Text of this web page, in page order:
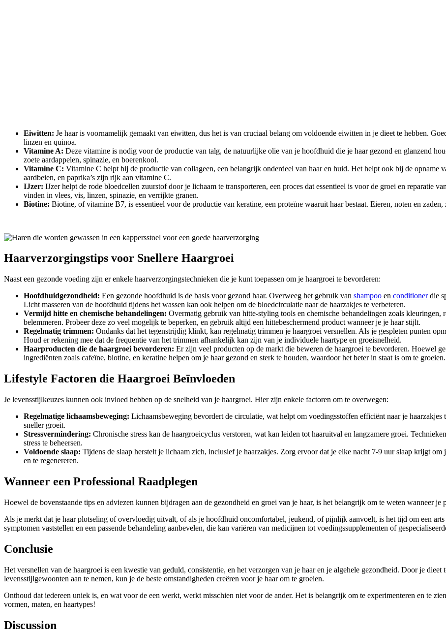
Eiwitten: Je haar is voornamelijk gemaakt van eiwitten, dus het is van cruciaal belang om voldoende eiwitten in je dieet te hebben.
linzen en quinoa.
Vitamine A: Deze vitamine is nodig voor de productie van talg, de natuurlijke olie van je hoofdhuid die je haar gezond en glanzend
zoete aardappelen, spinazie, en boerenkool.
Vitamine C: Vitamine C helpt bij de productie van collageen, een belangrijk onderdeel van haar en huid. Het helpt ook bij de opname
aardbeien, en paprika’s zijn rijk aan vitamine C.
IJzer: IJzer helpt de rode bloedcellen zuurstof door je lichaam te transporteren, een proces dat essentieel is voor de groei en reparatie
vinden in vlees, vis, linzen, spinazie, en verrijkte granen.
Biotine: Biotine, of vitamine B7, is essentieel voor de productie van keratine, een proteïne waaruit haar bestaat. Eieren, noten en
Haarverzorgingstips voor Snellere Haargroei
Naast een gezonde voeding zijn er enkele haarverzorgingstechnieken die je kunt toepassen om je haargroei te bevorderen:
Hoofdhuidgezondheid: Een gezonde hoofdhuid is de basis voor gezond haar. Overweeg het gebruik van shampoo en conditionerdie
Licht masseren van de hoofdhuid tijdens het wassen kan ook helpen om de bloedcirculatie naar de haarzakjes te verbeteren.
Vermijd hitte en chemische behandelingen: Overmatig gebruik van hitte-styling tools en chemische behandelingen zoals kleuringen,
belemmeren. Probeer deze zo veel mogelijk te beperken, en gebruik altijd een hittebeschermend product wanneer je je haar stijlt.
Regelmatig trimmen: Ondanks dat het tegenstrijdig klinkt, kan regelmatig trimmen je haargroei versnellen. Als je gespleten punten
Houd er rekening mee dat de frequentie van het trimmen afhankelijk kan zijn van je individuele haartype en groeisnelheid.
Haarproducten die de haargroei bevorderen: Er zijn veel producten op de markt die beweren de haargroei te bevorderen. Hoewel
ingrediënten zoals cafeïne, biotine, en keratine helpen om je haar gezond en sterk te houden, waardoor het beter in staat is om te groeien.
Lifestyle Factoren die Haargroei Beïnvloeden
Je levensstijlkeuzes kunnen ook invloed hebben op de snelheid van je haargroei. Hier zijn enkele factoren om te overwegen:
Regelmatige lichaamsbeweging: Lichaamsbeweging bevordert de circulatie, wat helpt om voedingsstoffen efficiënt naar je
sneller groeit.
Stressvermindering: Chronische stress kan de haargroeicyclus verstoren, wat kan leiden tot haaruitval en langzamere groei.
stress te beheersen.
Voldoende slaap: Tijdens de slaap herstelt je lichaam zich, inclusief je haarzakjes. Zorg ervoor dat je elke nacht 7-9 uur slaap krijgt
en te regenereren.
Wanneer een Professional Raadplegen
Hoewel de bovenstaande tips en adviezen kunnen bijdragen aan de gezondheid en groei van je haar, is het belangrijk om te weten wanneer je
Als je merkt dat je haar plotseling of overvloedig uitvalt, of als je hoofdhuid oncomfortabel, jeukend, of pijnlijk aanvoelt, is het tijd om een
symptomen vaststellen en een passende behandeling aanbevelen, die kan variëren van medicijnen tot voedingssupplementen of
Conclusie
Het versnellen van de haargroei is een kwestie van geduld, consistentie, en het verzorgen van je haar en je algehele gezondheid. Door je
levensstijlgewoonten aan te nemen, kun je de beste omstandigheden creëren voor je haar om te groeien.
Onthoud dat iedereen uniek is, en wat voor de een werkt, werkt misschien niet voor de ander. Het is belangrijk om te experimenteren en te
vormen, maten, en haartypes!
Discussion